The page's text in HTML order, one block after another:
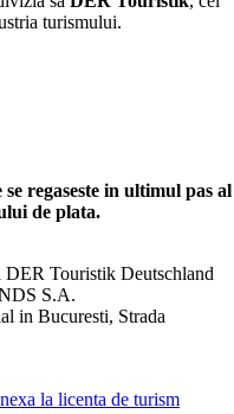
turismului.
regaseste in ultimul pas al
de plata.
DER Touristik Deutschland
S.A.
in Bucuresti, Strada
la licenta de turism